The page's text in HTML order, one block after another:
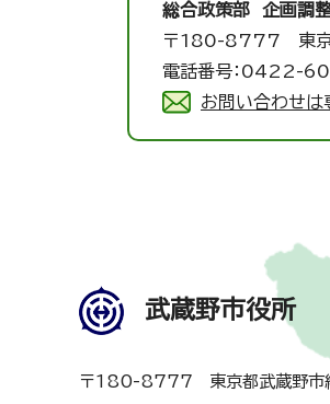
総合政策部 企画調
〒180-8777 東京
電話番号：0422-
お問い合わせは
武蔵野市役所
〒180-8777 東京都武蔵野